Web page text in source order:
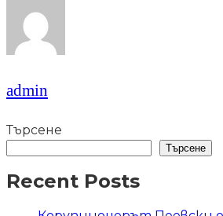
admin
Търсене
Търсене
Recent Posts